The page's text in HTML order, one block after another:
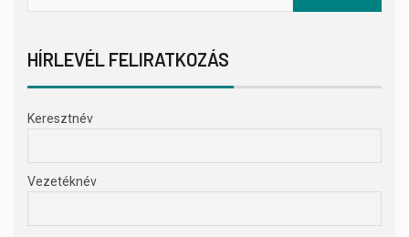
HÍRLEVÉL FELIRATKOZÁS
Keresztnév
Vezetéknév